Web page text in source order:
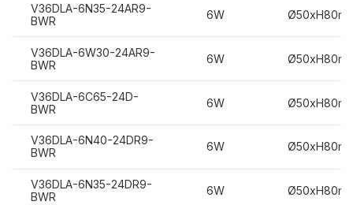
V36DLA-6N35-24AR9-
BWR
6W
V36DLA-6W30-24AR9-
BWR
6W
V36DLA-6C65-24D-
BWR
6W
V36DLA-6N40-24DR9-
BWR
6W
V36DLA-6N35-24DR9-
BWR
6W